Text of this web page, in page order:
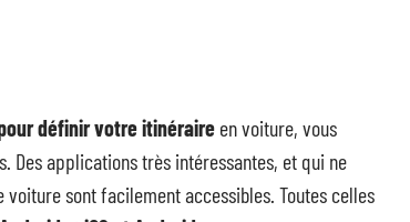
définir votre itinéraire en voiture, vous
Des applications très intéressantes, et qui ne
voiture sont facilement accessibles. Toutes celles